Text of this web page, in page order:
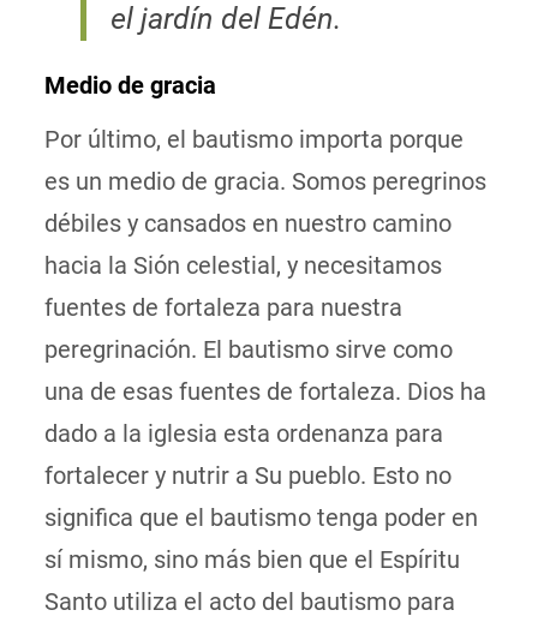
el jardín del Edén.
Medio de gracia
Por último, el bautismo importa porque
es un medio de gracia. Somos peregrinos
débiles y cansados en nuestro camino
hacia la Sión celestial, y necesitamos
fuentes de fortaleza para nuestra
peregrinación. El bautismo sirve como
una de esas fuentes de fortaleza. Dios ha
dado a la iglesia esta ordenanza para
fortalecer y nutrir a Su pueblo. Esto no
significa que el bautismo tenga poder en
sí mismo, sino más bien que el Espíritu
Santo utiliza el acto del bautismo para